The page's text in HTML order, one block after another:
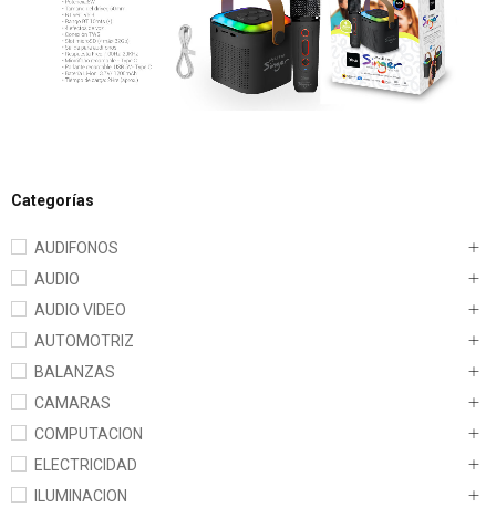
Categorías
AUDIFONOS
AUDIO
AUDIO VIDEO
AUTOMOTRIZ
BALANZAS
CAMARAS
COMPUTACION
ELECTRICIDAD
ILUMINACION